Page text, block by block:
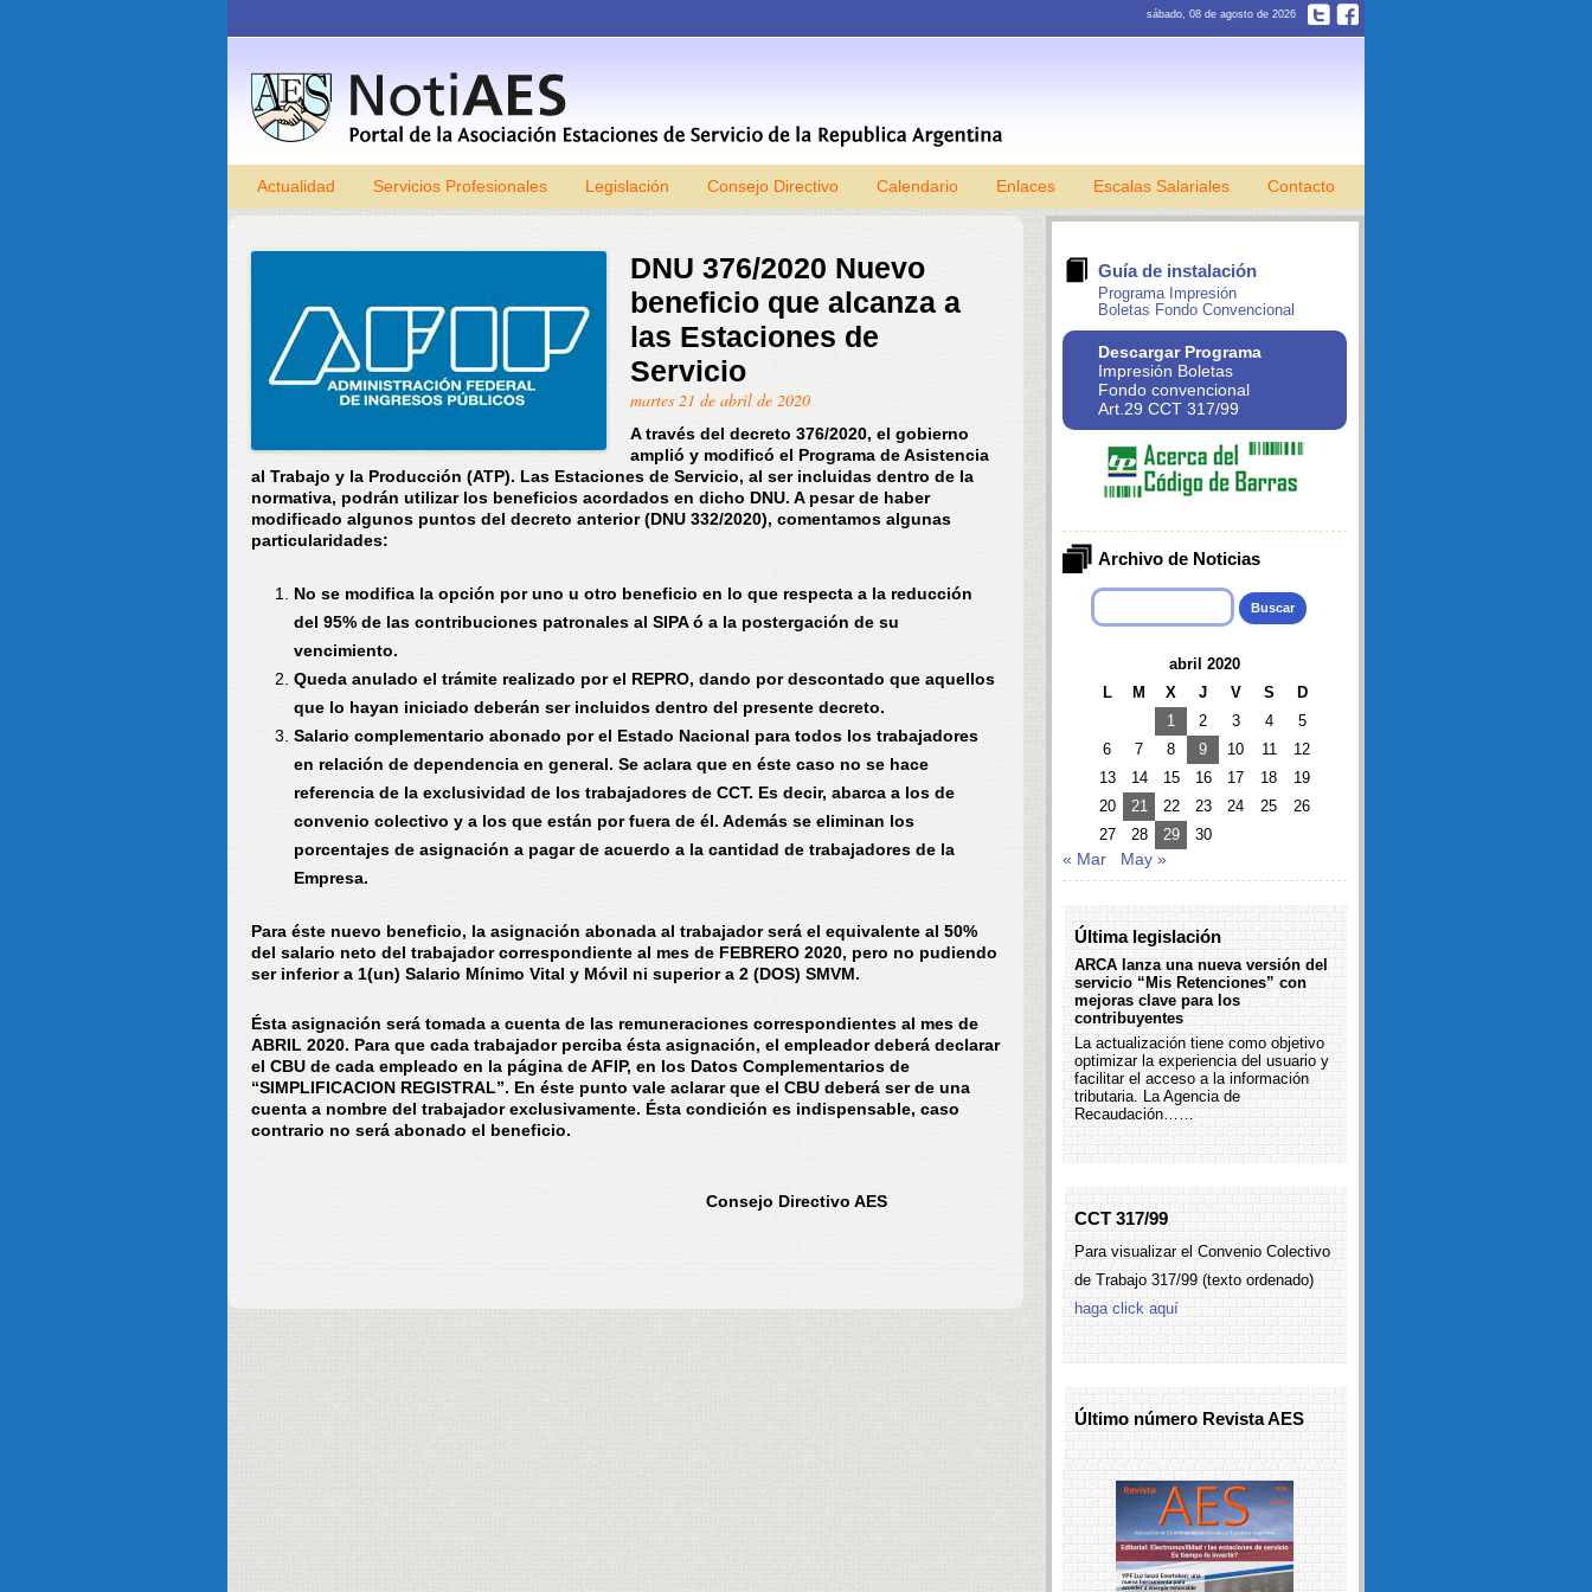
sábado, 08 de agosto de 2026
Skip to content
Actualidad Servicios Profesionales Legislación Consejo Directivo Calendario Enlaces Escalas Salariales Contacto
DNU 376/2020 Nuevo
beneficio que alcanza a
las Estaciones de
Servicio
martes 21 de abril de 2020
A través del decreto 376/2020, el gobierno
amplió y modificó el Programa de Asistencia
al Trabajo y la Producción (ATP). Las Estaciones de Servicio, al ser incluidas dentro de la
normativa, podrán utilizar los beneficios acordados en dicho DNU. A pesar de haber
modificado algunos puntos del decreto anterior (DNU 332/2020), comentamos algunas
particularidades:
No se modifica la opción por uno u otro beneficio en lo que respecta a la reducción
del 95% de las contribuciones patronales al SIPA ó a la postergación de su
vencimiento.
Queda anulado el trámite realizado por el REPRO, dando por descontado que aquellos
que lo hayan iniciado deberán ser incluidos dentro del presente decreto.
Salario complementario abonado por el Estado Nacional para todos los trabajadores
en relación de dependencia en general. Se aclara que en éste caso no se hace
referencia de la exclusividad de los trabajadores de CCT. Es decir, abarca a los de
convenio colectivo y a los que están por fuera de él. Además se eliminan los
porcentajes de asignación a pagar de acuerdo a la cantidad de trabajadores de la
Empresa.
Para éste nuevo beneficio, la asignación abonada al trabajador será el equivalente al 50%
del salario neto del trabajador correspondiente al mes de FEBRERO 2020, pero no pudiendo
ser inferior a 1(un) Salario Mínimo Vital y Móvil ni superior a 2 (DOS) SMVM.
Ésta asignación será tomada a cuenta de las remuneraciones correspondientes al mes de
ABRIL 2020. Para que cada trabajador perciba ésta asignación, el empleador deberá declarar
el CBU de cada empleado en la página de AFIP, en los Datos Complementarios de
“SIMPLIFICACION REGISTRAL”. En éste punto vale aclarar que el CBU deberá ser de una
cuenta a nombre del trabajador exclusivamente. Ésta condición es indispensable, caso
contrario no será abonado el beneficio.
Consejo Directivo AES
Guía de instalación
Programa Impresión
Boletas Fondo Convencional
Descargar Programa
Impresión Boletas
Fondo convencional
Art.29 CCT 317/99
Archivo de Noticias
Buscar:
abril 2020
L
M X J V S
D
1
2 3 4
5
6
7 8 9 10 11
12
13
14 15 16 17 18
19
20
21 22 23 24 25
26
27
28 29 30
« Mar May »
Última legislación
ARCA lanza una nueva versión del
servicio “Mis Retenciones” con
mejoras clave para los
contribuyentes
La actualización tiene como objetivo
optimizar la experiencia del usuario y
facilitar el acceso a la información
tributaria. La Agencia de
Recaudación……
CCT 317/99
Para visualizar el Convenio Colectivo
de Trabajo 317/99 (texto ordenado)
haga click aquí
Último número Revista AES